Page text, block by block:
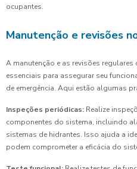
ocupantes.
Manutenção e revisões
A manutenção e as revisões
essenciais para assegurar seu
de emergência. Aqui estão algumas
Inspeções periódicas: Realize
componentes do sistema, incluindo
sistemas de hidrantes. Isso ajuda a
podem comprometer a eficácia do